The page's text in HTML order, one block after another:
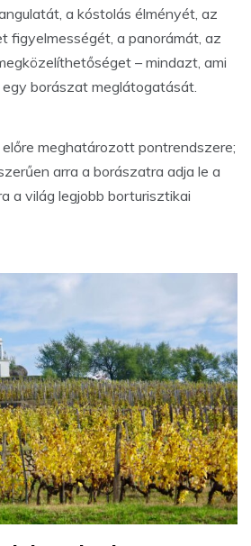
a kóstolás élményét, az
figyelmességét, a panorámát, az
– mindazt, ami
borászat meglátogatását.
meghatározott pontrendszere;
arra a borászatra adja le a
a világ legjobb borturisztikai